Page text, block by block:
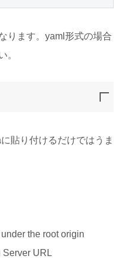
ります。yaml形式の場合
。
貼り付けるだけではうま
the root origin
Server URL